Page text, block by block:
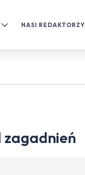
NASI REDAKTORZY
zagadnień